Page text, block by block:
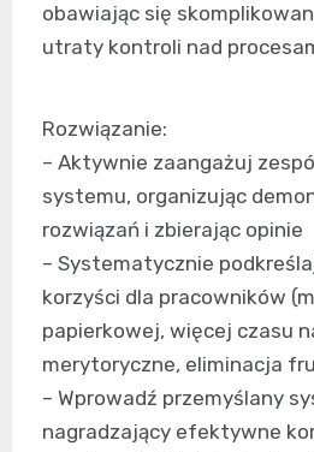
obawiając się
utraty kontroli nad
Rozwiązanie:
– Aktywnie zaangażuj
systemu, organizując
rozwiązań i zbierając opinie
– Systematycznie
korzyści dla pracowników
papierkowej, więcej czasu
merytoryczne, eliminacja
– Wprowadź przemyślany
nagradzający efektywne